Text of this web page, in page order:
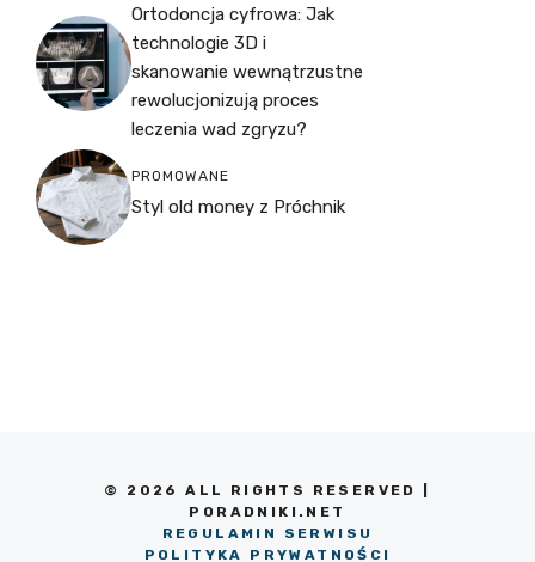
Ortodoncja cyfrowa: Jak
technologie 3D i
skanowanie wewnątrzustne
rewolucjonizują proces
leczenia wad zgryzu?
PROMOWANE
Styl old money z Próchnik
© 2026 ALL RIGHTS RESERVED |
PORADNIKI.NET
REGULAMIN SERWISU
POLITYKA PRYWATNOŚCI